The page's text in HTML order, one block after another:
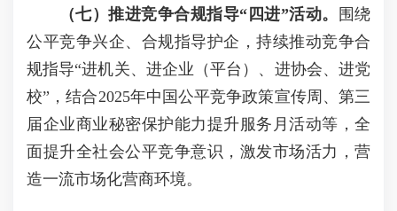
（七）推进竞争合规指导“四进”活动。
围绕
公平竞争兴企、合规指导护企，持续推动竞争合
规指导“进机关、进企业（平台）、进协会、进党
校”，结合2025年中国公平竞争政策宣传周、第三
届企业商业秘密保护能力提升服务月活动等，全
面提升全社会公平竞争意识，激发市场活力，营
造一流市场化营商环境。